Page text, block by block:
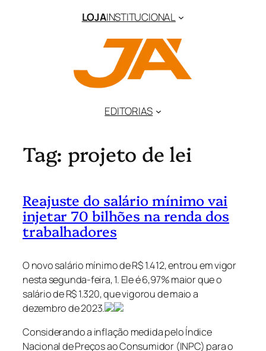
LOJAINSTITUCIONAL
EDITORIAS
Tag: projeto de lei
Reajuste do salário mínimo vai
injetar 70 bilhões na renda dos
trabalhadores
O novo salário mínimo de R$ 1.412, entrou em vigor
nesta segunda-feira, 1. Ele é 6,97% maior que o
salário de R$ 1.320, que vigorou de maio a
dezembro de 2023.
Considerando a inflação medida pelo Índice
Nacional de Preços ao Consumidor (INPC) para o